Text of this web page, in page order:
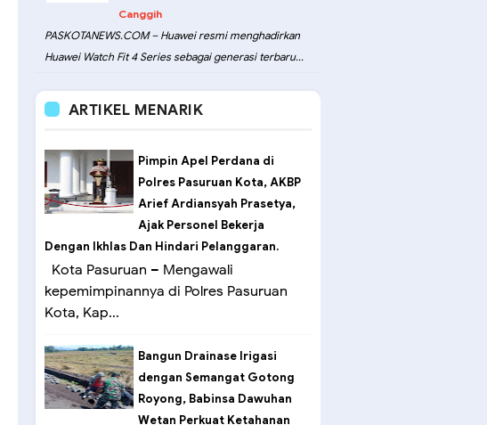
Canggih
PASKOTANEWS.COM – Huawei resmi menghadirkan
Huawei Watch Fit 4 Series sebagai generasi terbaru...
ARTIKEL MENARIK
Pimpin Apel Perdana di
Polres Pasuruan Kota, AKBP
Arief Ardiansyah Prasetya,
Ajak Personel Bekerja
Dengan Ikhlas Dan Hindari Pelanggaran.
Kota Pasuruan – Mengawali
kepemimpinannya di Polres Pasuruan
Kota, Kap...
Bangun Drainase Irigasi
dengan Semangat Gotong
Royong, Babinsa Dawuhan
Wetan Perkuat Ketahanan